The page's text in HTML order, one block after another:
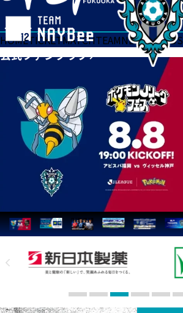
HOMETICKETMATCHTEAMNEWSGOODS